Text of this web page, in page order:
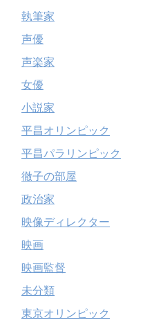
執筆家
声優
声楽家
女優
小説家
平昌オリンピック
平昌パラリンピック
徹子の部屋
政治家
映像ディレクター
映画
映画監督
未分類
東京オリンピック